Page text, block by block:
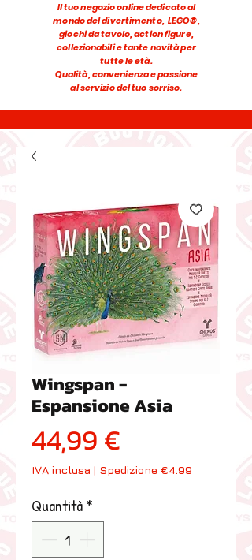
Il tuo negozio online dedicato al
mondo del divertimento, LEGO®,
giochi da tavolo, action figure,
collezionabili e tante novità per
tutte le età.
Qualità, convenienza e passione
al servizio del tuo sorriso.
Wingspan -
Espansione Asia
44,99 €
IVA inclusa | Spedizione €4.99
Quantità*